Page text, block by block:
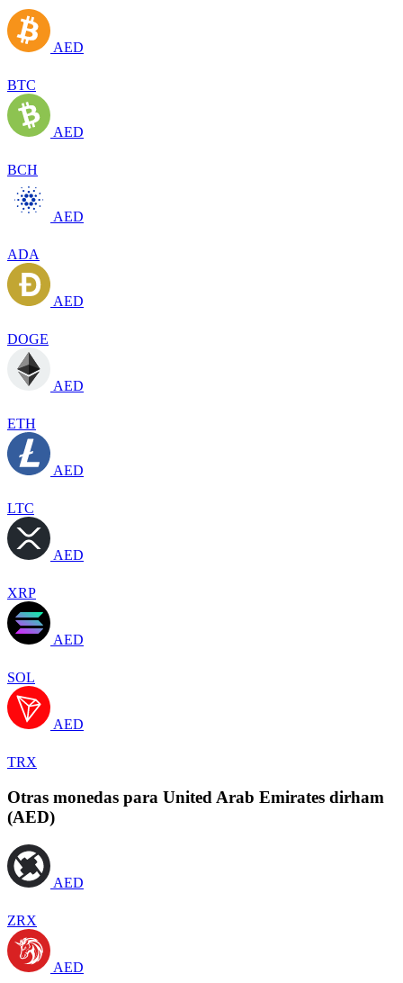
AED
BTC
AED
BCH
AED
ADA
AED
DOGE
AED
ETH
AED
LTC
AED
XRP
AED
SOL
AED
TRX
Otras monedas para United Arab Emirates dirham
(AED)
AED
ZRX
AED